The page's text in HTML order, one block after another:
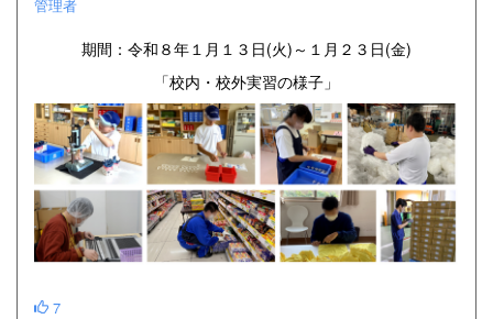
管理者
期間：令和８年１月１３日(火)～１月２３日(金)
「校内・校外実習の様子」
7